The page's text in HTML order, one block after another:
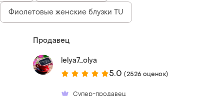
Фиолетовые женские блузки TU
Продавец
lelya7_olya
5.0 (2526 оценок)
Супер-продавец